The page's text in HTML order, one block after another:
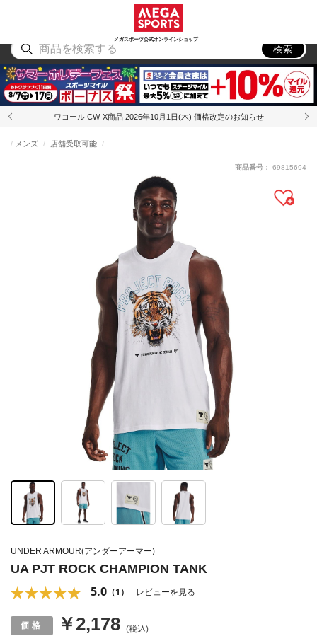
メガスポーツ公式オンラインショップ
アウトドア
検索
ワコール CW-X商品 2026年10月1日(木) 価格改定のお知らせ
UNDER ARMOUR(アンダーアーマー)
UA PJT ROCK CHAMPION TANK
5.0 （1） レビューを見る
メンズ 店舗受取可能
￥2,178 (税込)
商品番号： 69815694